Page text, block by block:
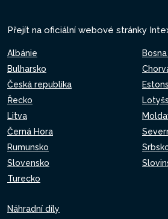
Přejít na oficiální webové stránky
Albánie
Bulharsko
Česká republika
Řecko
Litva
Černá Hora
Rumunsko
Slovensko
Turecko
Náhradní díly